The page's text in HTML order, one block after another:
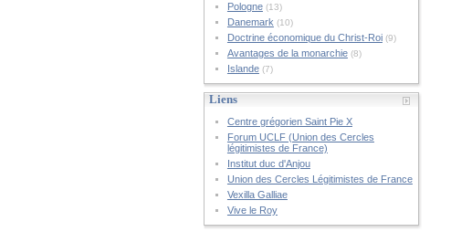
Pologne(13)
Danemark (10)
Doctrine économique du Christ-Roi(9)
Avantages de la monarchie(8)
Islande(7)
Liens
Centre grégorien Saint Pie X
Forum UCLF (Union des Cercles
légitimistes de France)
Institut duc d'Anjou
Union des Cercles Légitimistes de France
Vexilla Galliae
Vive le Roy